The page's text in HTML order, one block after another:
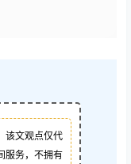
该文观点仅代
服务，不拥有